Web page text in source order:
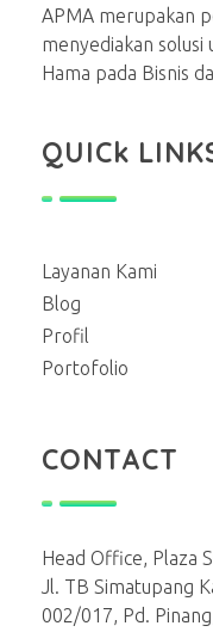
APMA merupakan
menyediakan solusi
Hama pada Bisnis
QUICk
Layanan Kami
Blog
Profil
Portofolio
CONTACT
Head Office, Plaza
Jl. TB Simatupang
002/017, Pd.